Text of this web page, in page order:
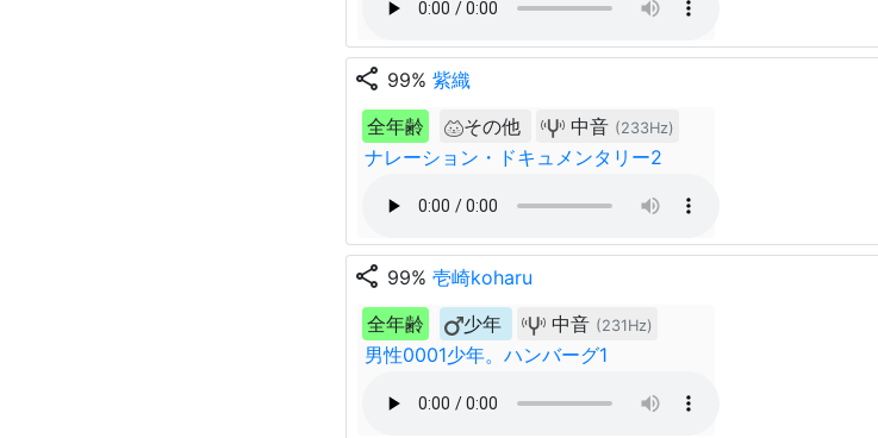
share 99% 紫織
全年齢
その他 中音 (233Hz)
ナレーション・ドキュメンタリー2
share 99% 壱崎koharu
全年齢
少年 中音 (231Hz)
男性0001少年。ハンバーグ1